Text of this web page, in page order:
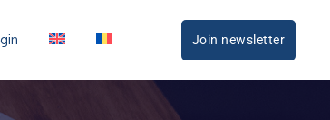
Join newsletter